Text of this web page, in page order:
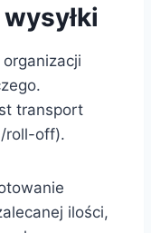
transport
roll-off).
ilości,